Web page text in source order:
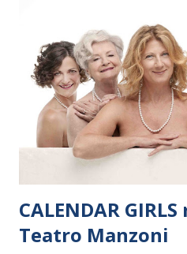
“Settembre dell’Accademia”
consecutivo. Il pubblico
giovani artisti della Baltic Sea
volta. L’orchestra, fondata nel
da un prestigioso consiglio di
CALENDAR
Teatro Manzoni